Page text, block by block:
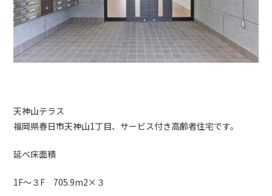
天神山テラス
福岡県春日市天神山1丁目、サービス付き高齢者住宅です。
延べ床面積
1F～３F 705.9m2×３